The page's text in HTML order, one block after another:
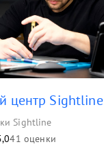
центр Sightline
Sightline
41 оценки